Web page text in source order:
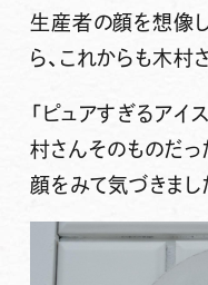
生産者の顔を想像
ら、これからも木村
「ピュアすぎるアイ
村さんそのものだ
顔をみて気づきまし